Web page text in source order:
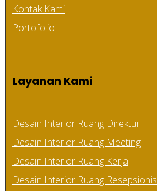
Kontak Kami
Portofolio
Layanan Kami
Desain Interior Ruang Direktur
Desain Interior Ruang Meeting
Desain Interior Ruang Kerja
Desain Interior Ruang Resepsionis